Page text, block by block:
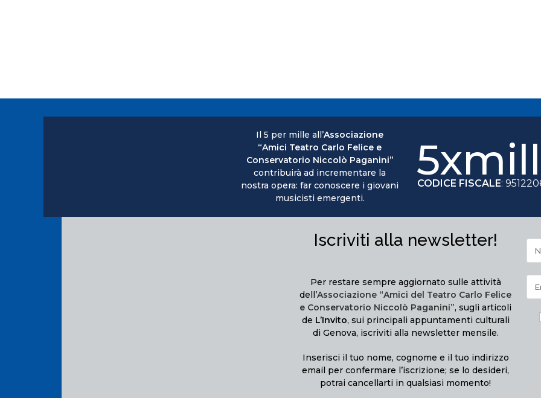
Il 5 per mille all’Associazione
“Amici Teatro Carlo Felice e
Conservatorio Niccolò Paganini”
contribuirà ad incrementare la
nostra opera: far conoscere i giovani
musicisti emergenti.
CODICE FISCALE:
Iscriviti alla newsletter!
Per restare sempre aggiornato sulle attività
dell’Associazione “Amici del Teatro Carlo Felice
e Conservatorio Niccolò Paganini”, sugli articoli
de L’Invito, sui principali appuntamenti culturali
di Genova, iscriviti alla newsletter mensile.
Inserisci il tuo nome, cognome e il tuo indirizzo
email per confermare l’iscrizione; se lo desideri,
potrai cancellarti in qualsiasi momento!